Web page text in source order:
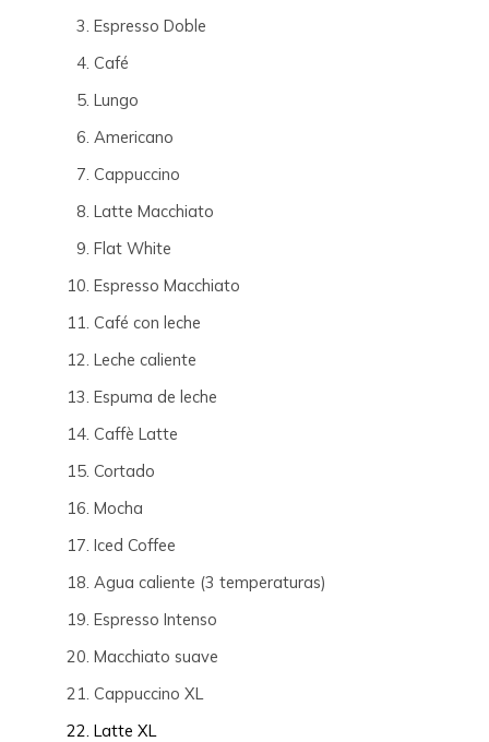
Espresso Doble
Café
Lungo
Americano
Cappuccino
Latte Macchiato
Flat White
Espresso Macchiato
Café con leche
Leche caliente
Espuma de leche
Caffè Latte
Cortado
Mocha
Iced Coffee
Agua caliente (3 temperaturas)
Espresso Intenso
Macchiato suave
Cappuccino XL
Latte XL